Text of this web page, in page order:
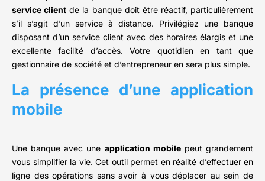
service client de la banque doit être réactif, particulièrement
s’il s’agit d’un service à distance. Privilégiez une banque
disposant d’un service client avec des horaires élargis et une
excellente facilité d’accès. Votre quotidien en tant que
gestionnaire de société et d’entrepreneur en sera plus simple.
La présence d’une application
mobile
Une banque avec une application mobilepeut grandement
vous simplifier la vie. Cet outil permet en réalité d’effectuer en
ligne des opérations sans avoir à vous déplacer au sein de